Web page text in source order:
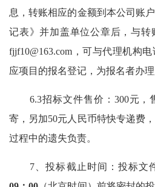
息，转账相应的金额到本公司账
记表》并加盖单位公章后，与转
fjjf10@163.com ，可与代理机构
应项目的报名登记，为报名者办
6.3招标文件售价：300元，
寄，另加50元人民币特快专递费
过程中的遗失负责。
7、投标截止时间：投标文